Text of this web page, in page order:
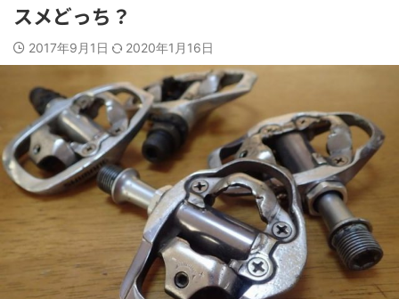
スメどっち？
2017年9月1日 2020年1月16日